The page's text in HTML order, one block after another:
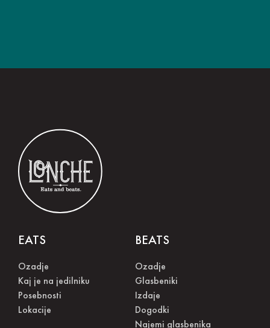
EATS
Ozadje
Kaj je na jedilniku
Posebnosti
Lokacije
BEATS
Ozadje
Glasbeniki
Izdaje
Dogodki
Najemi glasbenika